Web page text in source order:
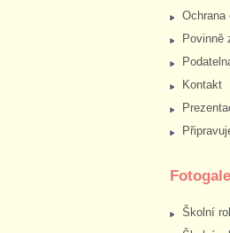
Ochrana
Povinně
Kontakt
Školní